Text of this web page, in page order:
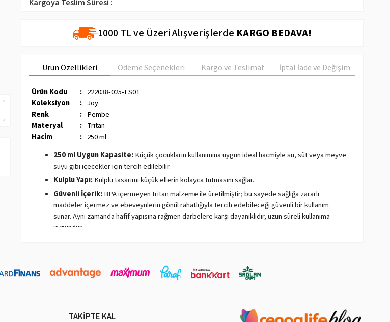
Kargoya Teslim Süresi :
1000 TL ve Üzeri Alışverişlerde KARGO BEDAVA!
Ürün Özellikleri Ödeme Seçenekleri Kargo ve Teslimat İptal İade ve Değişim
Ürün Kodu : 222038-025-FS01
Koleksiyon
: Joy
Renk
: Pembe
Materyal
: Tritan
Hacim
: 250 ml
250 ml Uygun Kapasite:Küçük çocukların kullanımına uygun ideal hacmiyle su, süt veya meyve
suyu gibi içecekler için tercih edilebilir.
Kulplu Yapı:Kulplu tasarımı küçük ellerin kolayca tutmasını sağlar.
Güvenli İçerik:BPA içermeyen tritan malzeme ile üretilmiştir; bu sayede sağlığa zararlı
maddeler içermez ve ebeveynlerin gönül rahatlığıyla tercih edebileceği güvenli bir kullanım
sunar. Aynı zamanda hafif yapısına rağmen darbelere karşı dayanıklıdır, uzun süreli kullanıma
uygundur.
Kolay Temizlik:
Parçaları ayrılabilir yapısı temizlik sırasında pratiklik sunar.
TAKİPTE KAL